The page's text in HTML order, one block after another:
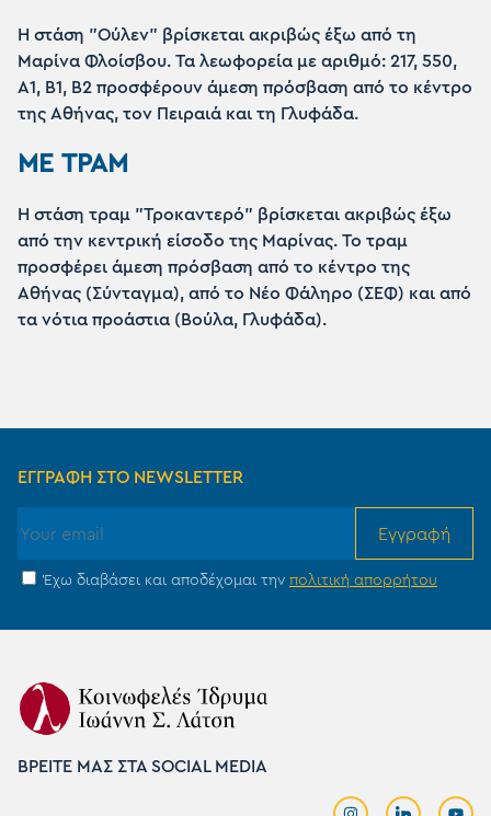
Η στάση "Ούλεν" βρίσκεται ακριβώς έξω από τη
Μαρίνα Φλοίσβου. Τα λεωφορεία με αριθμό: 217, 550,
Α1, Β1, B2 προσφέρουν άμεση πρόσβαση από το κέντρο
της Αθήνας, τον Πειραιά και τη Γλυφάδα.
ΜΕ ΤΡΑΜ
Η στάση τραμ "Τροκαντερό" βρίσκεται ακριβώς έξω
από την κεντρική είσοδο της Μαρίνας. Το τραμ
προσφέρει άμεση πρόσβαση από το κέντρο της
Αθήνας (Σύνταγμα), από το Νέο Φάληρο (ΣΕΦ) και από
τα νότια προάστια (Βούλα, Γλυφάδα).
ΕΓΓΡΑΦΗ ΣΤΟ NEWSLETTER
Εγγραφή
Έχω διαβάσει και αποδέχομαι την πολιτική απορρήτου
ΒΡΕΙΤΕ ΜΑΣ ΣΤΑ SOCIAL MEDIA